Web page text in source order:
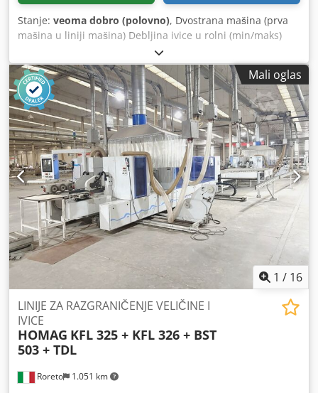
Stanje: veoma dobro (polovno), Dvostrana mašina (prva
mašina u liniji mašina) Debljina ivice u rolni (min/maks)
mm 0,3 / 3 Debljina ploče (min/maks) mm 12 - 40 Radna
širina (min/maks) mm 195 / 1500 Upravljanje / softver
Power Control 22 / woodCommander Brzina pomera
(podesiva) m/min 15 - 32 Kabina za sigurnost i zaštitu od
buke OBRADA IVICA (za svaku stranu): Credpfx Aezrd Nqec
Hef Agregat za nanošenje spreja (za tečna antilepak
materijala) Agregat za odlepljivanje KD 10 (2 x Kw 6,6)
DELOVI ZA NANOŠENJE IVICA (za svaku stranu): Delo za
lepljenje (topljeni lepak + predgrejač) A3 Zona za
pritiskanje ivica A Magazin za rolne ivica (pregrada br. 2)
sa servo-pomoću za dovod ivica Predfrezni agregat BF10 (2
x Kw 0,55) Frezni agregat PF20 (2 x Kw 0,4) SLOBODAN
PROSTOR Univerzalni frezni agregat za žlebove/utore i
profilisanje UF 11 (1 x Kw ?) Agregat za povlačenje profila
PN 10 Završni agregat (ravne oštrice + agregat za glačanje)
FA 11 Agregat za nanošenje spreja (za polirni fluid)
Mali oglas
1 / 16
Roreto 1.051 km
LINIJE ZA RAZGRANIČENJE VELIČINE I
IVICE
HOMAG KFL 325 + KFL 326 + BST
503 + TDL